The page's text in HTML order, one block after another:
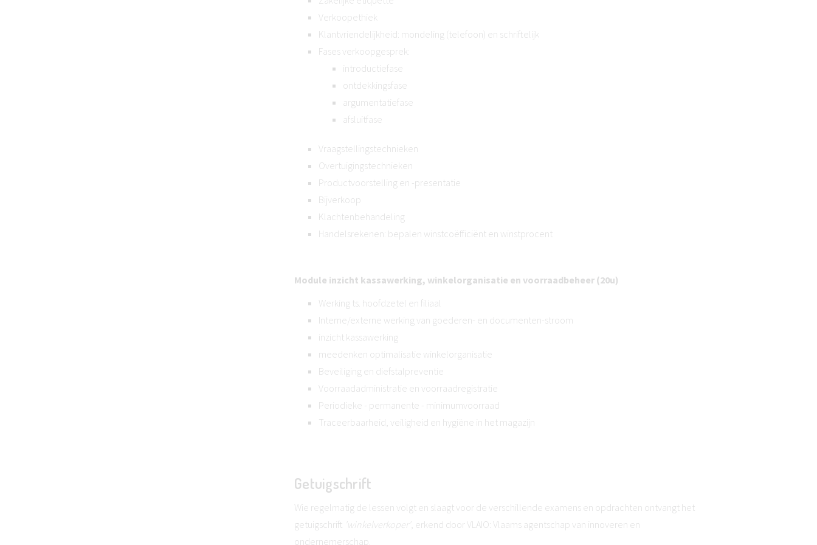
Verkoopethiek
Klantvriendelijkheid: mondeling (telefoon) en schriftelijk
Fases verkoopgesprek:
introductiefase
ontdekkingsfase
argumentatiefase
afsluitfase
Vraagstellingstechnieken
Overtuigingstechnieken
Productvoorstelling en -presentatie
Bijverkoop
Klachtenbehandeling
Handelsrekenen: bepalen winstcoëfficiënt en winstprocent
Module inzicht kassawerking, winkelorganisatie en voorraadbeheer (20u)
Werking ts. hoofdzetel en filiaal
Interne/externe werking van goederen- en documenten-stroom
inzicht kassawerking
meedenken optimalisatie winkelorganisatie
Beveiliging en diefstalpreventie
Voorraadadministratie en voorraadregistratie
Periodieke - permanente - minimumvoorraad
Traceerbaarheid, veiligheid en hygiëne in het magazijn
Getuigschrift
Wie regelmatig de lessen volgt en slaagt voor de verschillende examens en opdrachten ontvangt het
getuigschrift 'winkelverkoper' , erkend door VLAIO: Vlaams agentschap van innoveren en
ondernemerschap.